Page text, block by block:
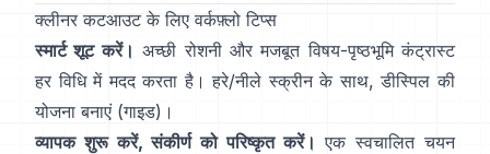
क्लीनर कटआउट के लिए वर्कफ़्लो टिप्स
स्मार्ट शूट करें। अच्छी रोशनी और मजबूत विषय-पृष्ठभूमि कंट्रास्ट
हर विधि में मदद करता है। हरे/नीले स्क्रीन के साथ, डीस्पिल की
योजना बनाएं (गाइड)।
व्यापक शुरू करें, संकीर्ण को परिष्कृत करें। एक स्वचालित चयन